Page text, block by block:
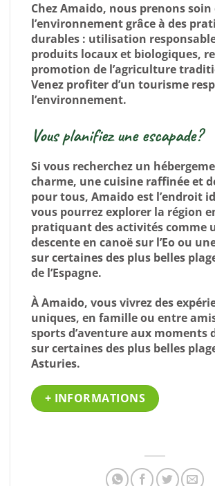
Chez Amaido, nous prenons soin
l’environnement grâce à des
durables : utilisation responsable
produits locaux et biologiques,
promotion de l’agriculture
Venez profiter d’un tourisme
l’environnement.
Vous planifiez une escapade?
Si vous recherchez un
charme, une cuisine raffinée et
pour tous, Amaido est l’endroit
vous pourrez explorer la région
pratiquant des activités comme
descente en canoë sur l’Eo ou
sur certaines des plus belles
de l’Espagne.
À Amaido, vous vivrez des
uniques, en famille ou entre
sports d’aventure aux moments
sur certaines des plus belles
Asturies.
+ INFORMATIONS